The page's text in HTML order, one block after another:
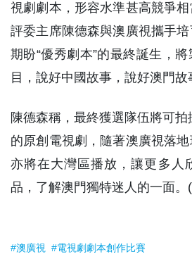
視劇劇本，形容水準甚高競爭
評委主席陳德森與澳廣視攜手
期盼“優秀劇本”的最終誕生，
目，說好中國故事，說好澳門故
陳德森稱，最終獲選隊伍將可
的原創電視劇，隨著澳廣視落
亦將在大灣區播放，讓更多人
品，了解澳門獨特迷人的一面
#澳廣視 #電視劇劇本創作比賽